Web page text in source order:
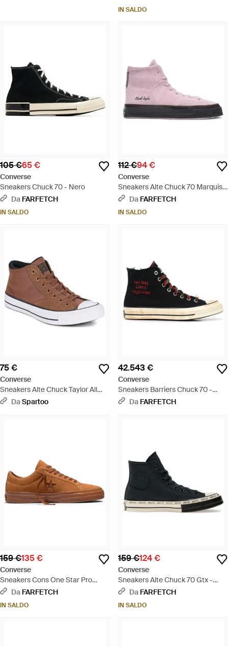
IN SALDO
105 €65 €
Converse
Sneakers Chuck 70 - Nero
Da FARFETCH
IN SALDO
112 €94 €
Converse
Sneakers Alte Chuck 70 Marquis -
RosaDa FARFETCH
IN SALDO
75 €
Converse
Sneakers Alte Chuck Taylor All
Star Malden Street - Marrone
DaSpartoo
42.543 €
Converse
Sneakers Barriers Chuck 70 -
NeroDa FARFETCH
159 €135 €
Converse
Sneakers Cons One Star Pro
Mono - Marrone
Da FARFETCH
IN SALDO
159 €124 €
Converse
Sneakers Alte Chuck 70 Gtx -
NeroDa FARFETCH
IN SALDO